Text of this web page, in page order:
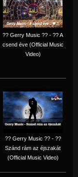
?? Gerry Music ?? - ?? A
csend éve (Official Music
Video)
?? Gerry Music ?? - ??
Szánd rám az éjszakát
(Official Music Video)